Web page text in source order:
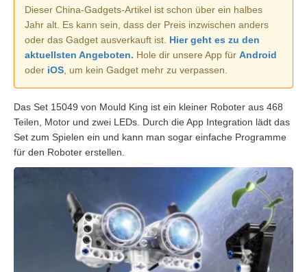
Dieser China-Gadgets-Artikel ist schon über ein halbes
Jahr alt. Es kann sein, dass der Preis inzwischen anders
oder das Gadget ausverkauft ist. Hier geht es zu den
aktuellsten Angeboten. Hole dir unsere App für Android
oder iOS , um kein Gadget mehr zu verpassen.
Das Set 15049 von Mould King ist ein kleiner Roboter aus 468
Teilen, Motor und zwei LEDs. Durch die App Integration lädt das
Set zum Spielen ein und kann man sogar einfache Programme
für den Roboter erstellen.